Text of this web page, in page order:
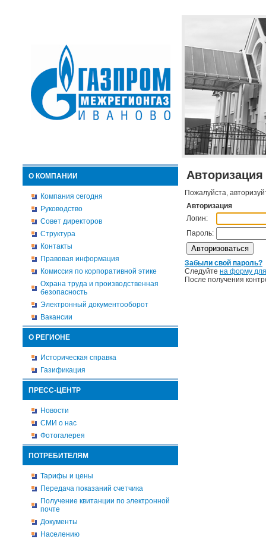
О КОМПАНИИ
Компания сегодня
Руководство
Совет директоров
Структура
Контакты
Правовая информация
Комиссия по корпоративной этике
Охрана труда и производственная
безопасность
Электронный документооборот
Вакансии
О РЕГИОНЕ
Историческая справка
Газификация
ПРЕСС-ЦЕНТР
Новости
СМИ о нас
Фотогалерея
ПОТРЕБИТЕЛЯМ
Тарифы и цены
Передача показаний счетчика
Получение квитанции по электронной
почте
Документы
Населению
Авторизация
Пожалуйста,
Авторизация
Логин:
Пароль:
Забыли свой пароль?
Следуйте на форму
После получения